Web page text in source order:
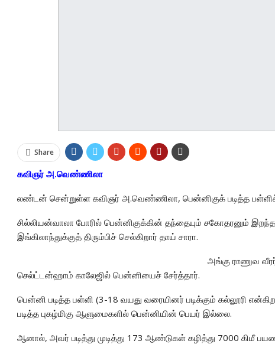
Share
கவிஞர் அ.வெண்ணிலா
லண்டன் சென்றுள்ள கவிஞர் அ.வெண்ணிலா, பென்னிகுக் படித்த
சில்லியன்வாலா போரில் பென்னிகுக்கின் தந்தையும் சகோதரனும்
இங்கிலாந்துக்குத் திரும்பிச் செல்கிறார் தாய் சாரா.
அங்கு ராணுவ
செல்ட்டன்ஹாம் காலேஜில் பென்னியைச் சேர்த்தார்.
பென்னி படித்த பள்ளி (3-18 வயது வரையினர் படிக்கும் கல்லூரி
படித்த புகழ்மிகு ஆளுமைகளில் பென்னியின் பெயர் இல்லை.
ஆனால், அவர் படித்து முடித்து 173 ஆண்டுகள் கழித்து 7000 கிமீ